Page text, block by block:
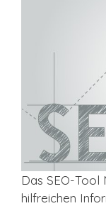
Das SEO-Tool
hilfreichen